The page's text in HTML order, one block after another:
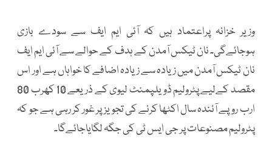
وزیر خزانہ پراعتماد ہیں کہ آئی ایم ایف سے سودے بازی
ہوجائےگی۔ نان ٹیکس آمدن کے ہدف کے حوالے سے آئی ایم ایف
نان ٹیکس آمدن میں زیادہ سے زیادہ اضافے کا خواہاں ہے اور اس
مقصد کےلیے پٹرولیم ڈویلپمنٹ لیوی کے ذریعے 10 کھرب 80
ارب روپے آئندہ سال اکٹھا کرنے کی تجویز پر غور کر رہی ہے جو کہ
پٹرولیم مصنوعات پر جی ایس ٹی کی جگہ لگایاجائےگا۔